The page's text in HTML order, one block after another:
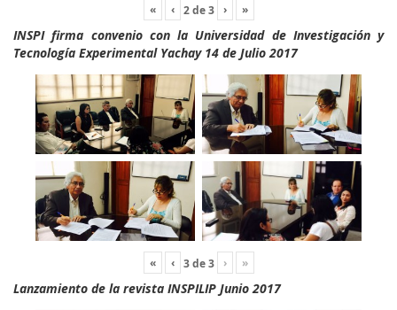
« ‹ 2de3 › »
INSPI firma convenio con la Universidad de Investigación y
Tecnología Experimental Yachay 14 de Julio 2017
« ‹ 3de3 › »
Lanzamiento de la revista INSPILIP Junio 2017